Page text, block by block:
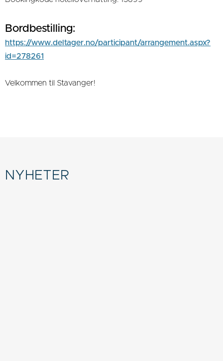
Bordbestilling:
https://www.deltager.no/participant/arrangement.aspx?
id=278261
Velkommen til Stavanger!
NYHETER